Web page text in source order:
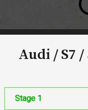
Audi / S7 /
Stage 1